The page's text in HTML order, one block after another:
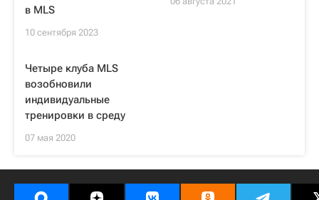
в MLS
10 сентября 2023
Четыре клуба MLS
возобновили
индивидуальные
тренировки в среду
07 мая 2020